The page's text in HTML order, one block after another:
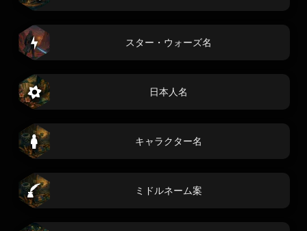
スター・ウォーズ名
日本人名
キャラクター名
ミドルネーム案